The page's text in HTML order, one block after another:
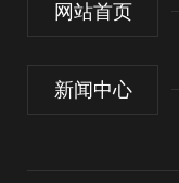
网站首页
新闻中心